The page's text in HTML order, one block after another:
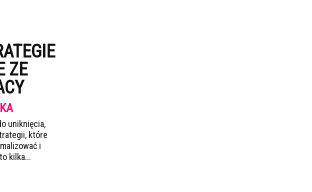
ZE
uniknięcia,
które
i
kilka...